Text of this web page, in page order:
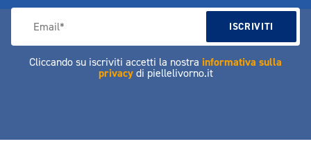
Cliccando su iscriviti accetti la nostra informativa sulla
privacydi piellelivorno.it